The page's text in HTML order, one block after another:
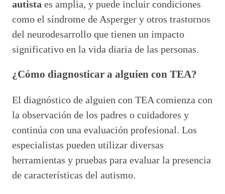
autista es amplia, y puede incluir condiciones
como el síndrome de Asperger y otros trastornos
del neurodesarrollo que tienen un impacto
significativo en la vida diaria de las personas.
¿Cómo diagnosticar a alguien con TEA?
El diagnóstico de alguien con TEA comienza con
la observación de los padres o cuidadores y
continúa con una evaluación profesional. Los
especialistas pueden utilizar diversas
herramientas y pruebas para evaluar la presencia
de características del autismo.